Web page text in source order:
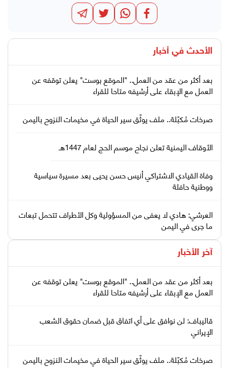
الأحدث في أخبار
بعد أكثر من عقد من العمل.. "الموقع بوست" يعلن توقفه عن
العمل مع الإبقاء على أرشيفه متاحا للقراء
صرخات مُكبّلة.. ملف يوثّق سير الحياة في مخيمات النزوح باليمن
الأوقاف اليمنية تعلن نجاح موسم الحج لعام 1447هـ
وفاة القيادي الاشتراكي أنيس حسن يحيى بعد مسيرة سياسية
ووطنية حافلة
العرشي: هادي لا يعفى من المسؤولية وكل الأطراف تتحمل تبعات
ما جرى في اليمن
آخر الأخبار
بعد أكثر من عقد من العمل.. "الموقع بوست" يعلن توقفه عن
العمل مع الإبقاء على أرشيفه متاحا للقراء
قاليباف: لن نوافق على أي اتفاق قبل ضمان حقوق الشعب
الإيراني
صرخات مُكبّلة.. ملف يوثّق سير الحياة في مخيمات النزوح باليمن